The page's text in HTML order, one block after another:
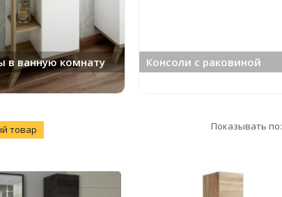
в ванную комнату Консоли с раковиной
товар Показывать по: